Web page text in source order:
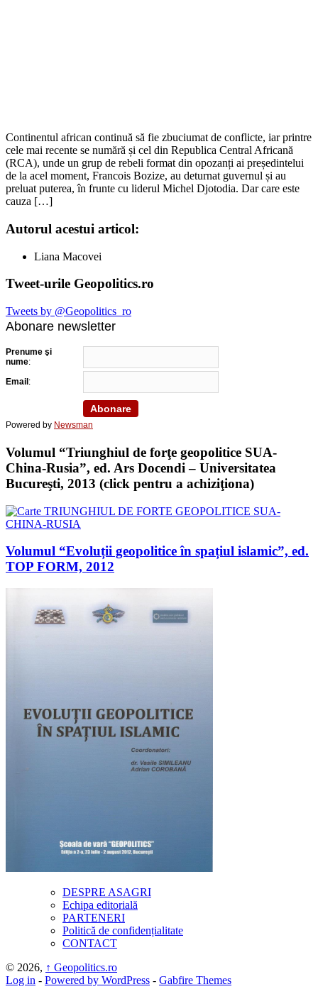
Continentul african continuă să fie zbuciumat de conflicte, iar printre
cele mai recente se numără și cel din Republica Central Africană
(RCA), unde un grup de rebeli format din opozanți ai președintelui
de la acel moment, Francois Bozize, au deturnat guvernul și au
preluat puterea, în frunte cu liderul Michel Djotodia. Dar care este
cauza […]
Autorul acestui articol:
Liana Macovei
Tweet-urile Geopolitics.ro
Tweets by @Geopolitics_ro
Abonare newsletter
Prenume şi
nume:
Email :
Powered by Newsman
Volumul “Triunghiul de forţe geopolitice SUA-
China-Rusia”, ed. Ars Docendi – Universitatea
Bucureşti, 2013 (click pentru a achiziţiona)
Volumul “Evoluții geopolitice în spațiul islamic”, ed.
TOP FORM, 2012
DESPRE ASAGRI
Echipa editorială
PARTENERI
Politică de confidențialitate
CONTACT
© 2026, ↑ Geopolitics.ro
Log in - Powered by WordPress - Gabfire Themes